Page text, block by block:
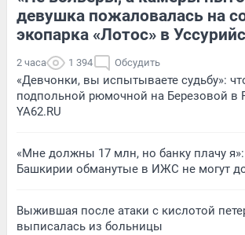
девушка пожаловалась на
экопарка «Лотос» в
2 часа 1 394 Обсудить
«Девчонки, вы испытываете судьбу»:
подпольной рюмочной на Березовой в
YA62.RU
«Мне должны 17 млн, но банку плачу
Башкирии обманутые в ИЖС не могут
Выжившая после атаки с кислотой
выписалась из больницы